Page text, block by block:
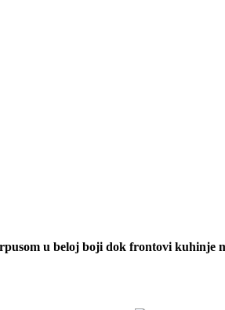
u beloj boji dok frontovi kuhinje